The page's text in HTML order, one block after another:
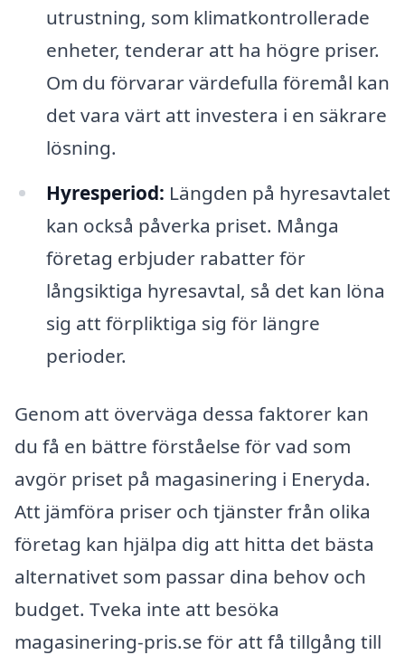
utrustning, som klimatkontrollerade
enheter, tenderar att ha högre priser.
Om du förvarar värdefulla föremål kan
det vara värt att investera i en säkrare
lösning.
Hyresperiod: Längden på hyresavtalet
kan också påverka priset. Många
företag erbjuder rabatter för
långsiktiga hyresavtal, så det kan löna
sig att förpliktiga sig för längre
perioder.
Genom att överväga dessa faktorer kan
du få en bättre förståelse för vad som
avgör priset på magasinering i Eneryda.
Att jämföra priser och tjänster från olika
företag kan hjälpa dig att hitta det bästa
alternativet som passar dina behov och
budget. Tveka inte att besöka
magasinering-pris.se för att få tillgång till